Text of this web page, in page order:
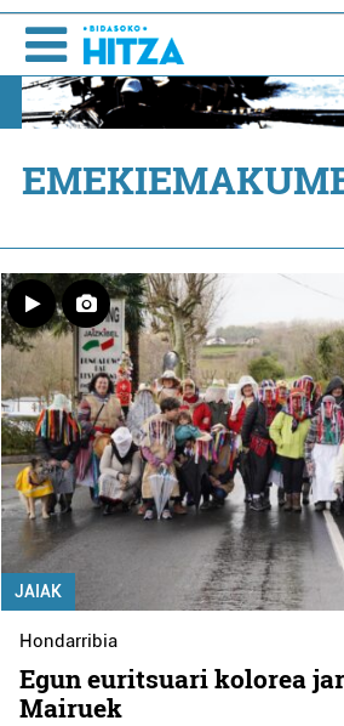
JAIAK
Hondarribia
Egun euritsuari kolorea
Mairuek